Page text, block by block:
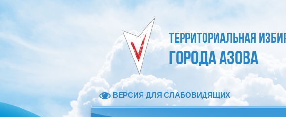
ВЕРСИЯ ДЛЯ СЛАБОВИДЯЩИХ
ТЕРРИТОРИАЛЬНАЯ
ГОРОДА АЗОВА